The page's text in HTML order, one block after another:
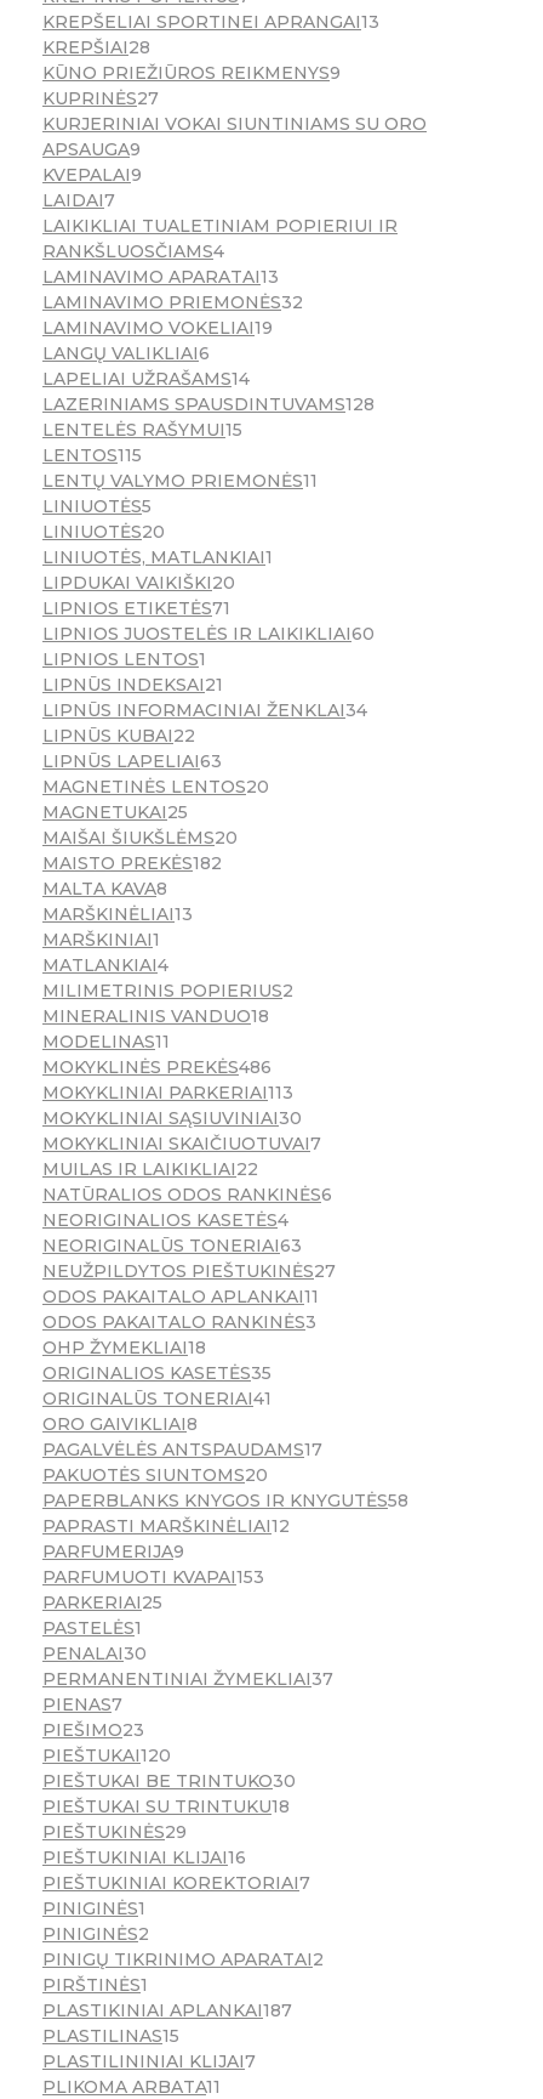
KREPŠELIAI SPORTINEI APRANGAI13
KREPŠIAI28
KŪNO PRIEŽIŪROS REIKMENYS9
KUPRINĖS27
KURJERINIAI VOKAI SIUNTINIAMS SU ORO
APSAUGA9
KVEPALAI9
LAIDAI7
LAIKIKLIAI TUALETINIAM POPIERIUI IR
RANKŠLUOSČIAMS4
LAMINAVIMO APARATAI13
LAMINAVIMO PRIEMONĖS32
LAMINAVIMO VOKELIAI19
LANGŲ VALIKLIAI6
LAPELIAI UŽRAŠAMS14
LAZERINIAMS SPAUSDINTUVAMS128
LENTELĖS RAŠYMUI15
LENTOS115
LENTŲ VALYMO PRIEMONĖS11
LINIUOTĖS5
LINIUOTĖS20
LINIUOTĖS, MATLANKIAI1
LIPDUKAI VAIKIŠKI20
LIPNIOS ETIKETĖS71
LIPNIOS JUOSTELĖS IR LAIKIKLIAI60
LIPNIOS LENTOS1
LIPNŪS INDEKSAI21
LIPNŪS INFORMACINIAI ŽENKLAI34
LIPNŪS KUBAI22
LIPNŪS LAPELIAI63
MAGNETINĖS LENTOS20
MAGNETUKAI25
MAIŠAI ŠIUKŠLĖMS20
MAISTO PREKĖS182
MALTA KAVA8
MARŠKINĖLIAI13
MARŠKINIAI1
MATLANKIAI4
MILIMETRINIS POPIERIUS2
MINERALINIS VANDUO18
MODELINAS11
MOKYKLINĖS PREKĖS486
MOKYKLINIAI PARKERIAI113
MOKYKLINIAI SĄSIUVINIAI30
MOKYKLINIAI SKAIČIUOTUVAI7
MUILAS IR LAIKIKLIAI22
NATŪRALIOS ODOS RANKINĖS6
NEORIGINALIOS KASETĖS4
NEORIGINALŪS TONERIAI63
NEUŽPILDYTOS PIEŠTUKINĖS27
ODOS PAKAITALO APLANKAI11
ODOS PAKAITALO RANKINĖS3
OHP ŽYMEKLIAI18
ORIGINALIOS KASETĖS35
ORIGINALŪS TONERIAI41
ORO GAIVIKLIAI8
PAGALVĖLĖS ANTSPAUDAMS17
PAKUOTĖS SIUNTOMS20
PAPERBLANKS KNYGOS IR KNYGUTĖS58
PAPRASTI MARŠKINĖLIAI12
PARFUMERIJA9
PARFUMUOTI KVAPAI153
PARKERIAI25
PASTELĖS1
PENALAI30
PERMANENTINIAI ŽYMEKLIAI37
PIENAS7
PIEŠIMO23
PIEŠTUKAI120
PIEŠTUKAI BE TRINTUKO30
PIEŠTUKAI SU TRINTUKU18
PIEŠTUKINĖS29
PIEŠTUKINIAI KLIJAI16
PIEŠTUKINIAI KOREKTORIAI7
PINIGINĖS1
PINIGINĖS2
PINIGŲ TIKRINIMO APARATAI2
PIRŠTINĖS1
PLASTIKINIAI APLANKAI187
PLASTILINAS15
PLASTILININIAI KLIJAI7
PLIKOMA ARBATA11